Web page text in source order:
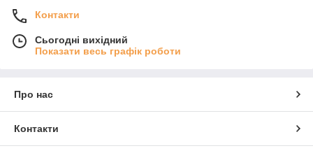
Контакти
Сьогодні вихідний
Показати весь графік роботи
Про нас
Контакти